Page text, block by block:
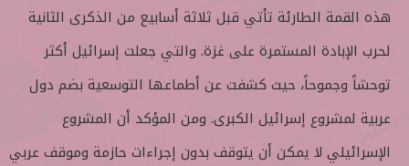
هذه القمة الطارئة تأتي قبل ثلاثة أسابيع من الذكرى الثانية
لحرب الإبادة المستمرة على غزة. والتي جعلت إسرائيل أكثر
توحشاً وجموحاً، حيث كشفت عن أطماعها التوسعية بضم دول
عربية لمشروع إسرائيل الكبرى. ومن المؤكد أن المشروع
الإسرائيلي لا يمكن أن يتوقف بدون إجراءات حازمة وموقف عربي